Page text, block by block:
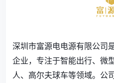
深圳市富源电电源有限公司
企业，专注于智能出行、微
人、高尔夫球车等领域。公